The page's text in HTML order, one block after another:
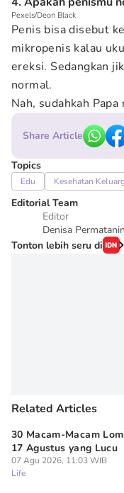
Pexels/Deon Black
Penis bisa disebut
mikropenis kalau
ereksi. Sedangkan
normal.
Nah, sudahkah Papa
Share Article
Topics
Edu Kesehatan
Editorial Team
Editor
Denisa
Tonton lebih seru di
Related Articles
30 Macam-Macam
17 Agustus yang Lucu
07 Agu 2026, 11:03 WIB
Life